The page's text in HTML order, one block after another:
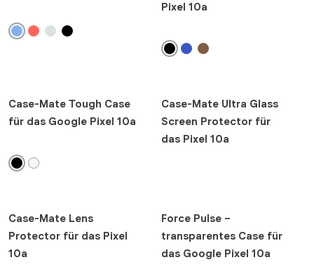
Neueste
Kompatibilität
Farben
Marken
refresh
Pixel 10a
Case-Mate Tough Case
für das Google Pixel 10a
Case-Mate Ultra Glass
Screen Protector für
das Pixel 10a
Case-Mate Lens
Protector für das Pixel
10a
Force Pulse –
transparentes Case für
das Google Pixel 10a